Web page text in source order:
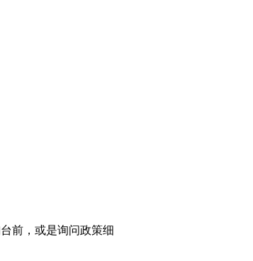
前，或是询问政策细